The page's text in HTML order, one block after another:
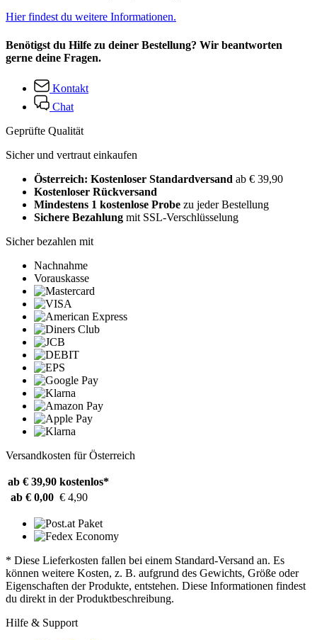
Hier findest du weitere Informationen.
Benötigst du Hilfe zu deiner Bestellung? Wir beantworten
gerne deine Fragen.
Kontakt
Chat
Geprüfte Qualität
Sicher und vertraut einkaufen
Österreich: Kostenloser Standardversand ab € 39,90
Kostenloser Rückversand
Mindestens 1 kostenlose Probe zu jeder Bestellung
Sichere Bezahlung mit SSL-Verschlüsselung
Sicher bezahlen mit
Nachnahme
Vorauskasse
Versandkosten für Österreich
ab € 39,90 kostenlos*
ab € 0,00 € 4,90
* Diese Lieferkosten fallen bei einem Standard-Versand an. Es
können weitere Kosten, z. B. aufgrund des Gewichts, Größe oder
Eigenschaften der Produkte, entstehen. Diese Informationen findest
du direkt in der Produktbeschreibung.
Hilfe & Support